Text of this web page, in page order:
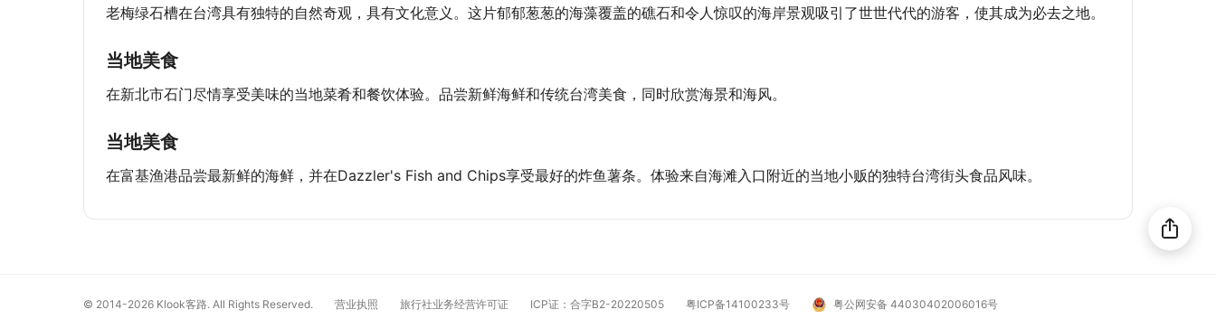
想去这里旅游吗？
老梅绿石槽在台湾具有独特的自然奇观，具有文化意义。这片郁郁葱葱的海藻覆盖的礁石和令人惊叹的海岸景观吸引了世世代代的游客，使其成为必去之地。
当地美食
在新北市石门尽情享受美味的当地菜肴和餐饮体验。品尝新鲜海鲜和传统台湾美食，同时欣赏海景和海风。
当地美食
在富基渔港品尝最新鲜的海鲜，并在Dazzler's Fish and Chips享受最好的炸鱼薯条。体验来自海滩入口附近的当地小贩的独特台湾街头食品风味。
© 2014-2026 Klook客路. All Rights Reserved. 营业执照 旅行社业务经营许可证 ICP证：合字B2-20220505 粤ICP备14100233号
粤公网安备 44030402006016号